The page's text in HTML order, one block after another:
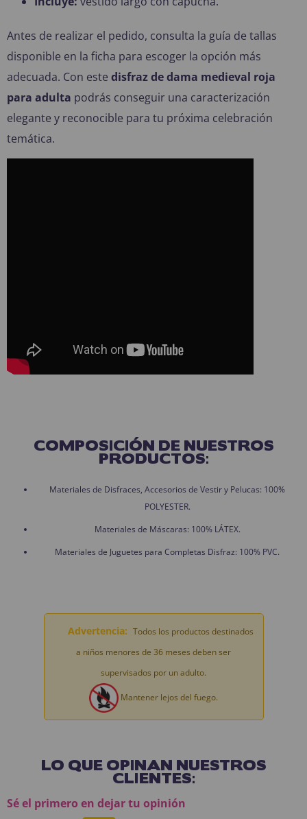
Antes de realizar el pedido, consulta la guía de tallas
disponible en la ficha para escoger la opción más
adecuada. Con este disfraz de dama medieval roja
para adulta podrás conseguir una caracterización
elegante y reconocible para tu próxima celebración
temática.
COMPOSICIÓN DE NUESTROS
PRODUCTOS:
Materiales de Disfraces, Accesorios de Vestir y Pelucas: 100%
POLYESTER.
Materiales de Máscaras: 100% LÁTEX.
Materiales de Juguetes para Completas Disfraz: 100% PVC.
Advertencia: Todos los productos destinados
a niños menores de 36 meses deben ser
supervisados por un adulto.
Mantener lejos del fuego.
LO QUE OPINAN NUESTROS
CLIENTES:
Sé el primero en dejar tu opinión